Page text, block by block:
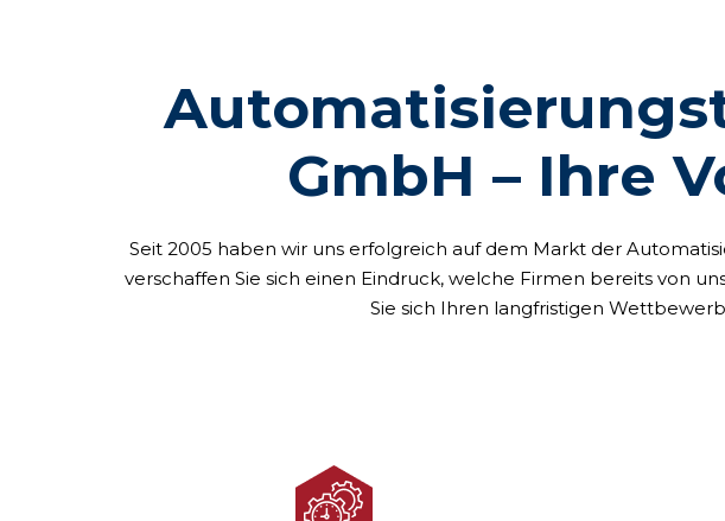
GmbH – Ihre
Seit 2005 haben wir uns erfolgreich auf dem Markt der
verschaffen Sie sich einen Eindruck, welche Firmen bereits von
Sie sich Ihren langfristigen